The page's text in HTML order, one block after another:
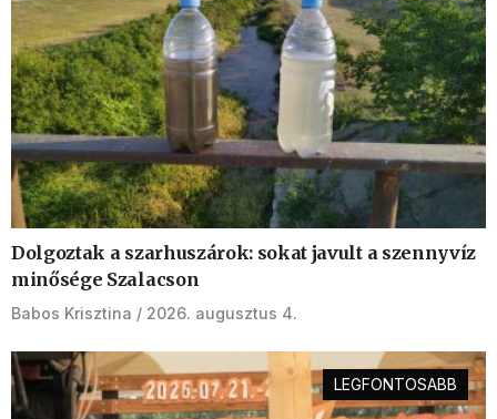
Dolgoztak a szarhuszárok: sokat javult a szennyvíz
minősége Szalacson
Babos Krisztina 2026. augusztus 4.
LEGFONTOSABB